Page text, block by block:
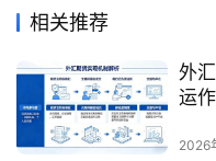
相关推荐
外
运
2026